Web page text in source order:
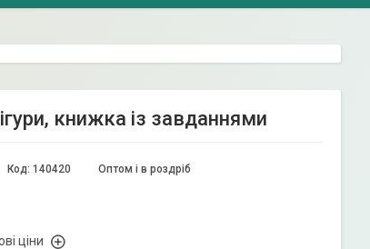
книжка із завданнями
Оптом і в роздріб
Код: 140420
ціни